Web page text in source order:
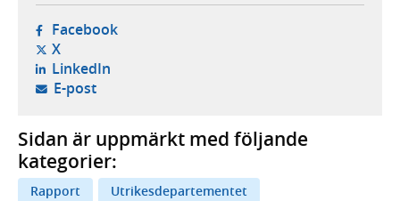
Facebook- öppnas i ny flik, extern webbplats,
X- öppnas i ny flik, extern webbplats,
LinkedIn- öppnas i ny flik, extern webbplats,
E-post- öppnar din e-postklient,
Sidan är uppmärkt med följande
kategorier:
Rapport
Utrikesdepartementet